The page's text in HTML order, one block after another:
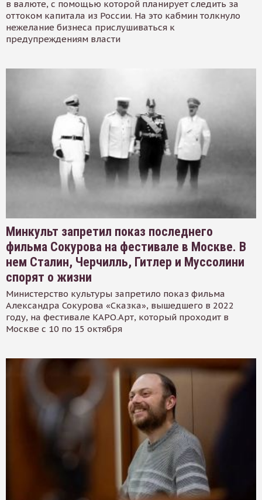
в валюте, с помощью которой планирует следить за
оттоком капитала из России. На это кабмин толкнуло
нежелание бизнеса прислушиваться к
предупреждениям власти
Минкульт запретил показ последнего
фильма Сокурова на фестивале в Москве. В
нем Сталин, Черчилль, Гитлер и Муссолини
спорят о жизни
Министерство культуры запретило показ фильма
Александра Сокурова «Сказка», вышедшего в 2022
году, на фестивале КАРО.Арт, который проходит в
Москве с 10 по 15 октября